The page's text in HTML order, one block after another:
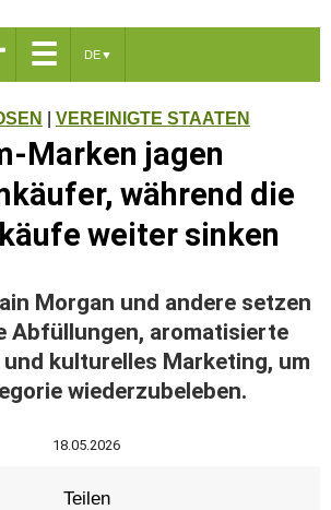
☰ DE▼
VEREINIGTE STAATEN
Marken jagen
während die
weiter sinken
Morgan und andere setzen
Abfüllungen, aromatisierte
kulturelles Marketing, um
wiederzubeleben.
18.05.2026
Teilen